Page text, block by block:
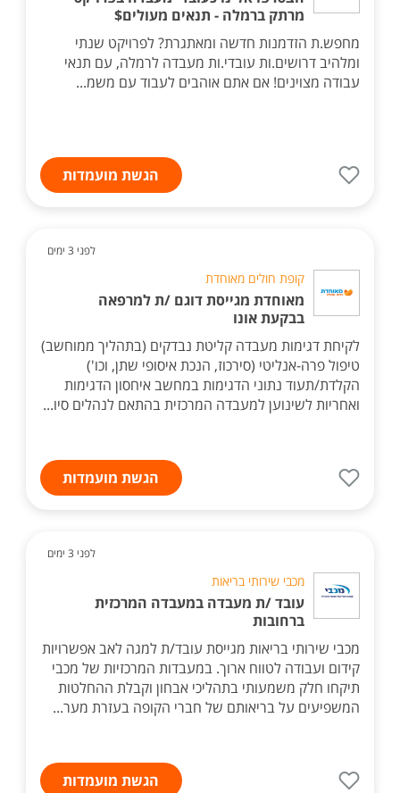
מרתק ברמלה - תנאים מעולים$
מחפש.ת הזדמנות חדשה ומאתגרת? לפרויקט שנתי
ומלהיב דרושים.ות עובדי.ות מעבדה לרמלה, עם תנאי
עבודה מצוינים! אם אתם אוהבים לעבוד עם משמ...
הגשת מועמדות
לפני 3 ימים
קופת חולים מאוחדת
מאוחדת מגייסת דוגם /ת למרפאה
בבקעת אונו
לקיחת דגימות מעבדה קליטת נבדקים (בתהליך ממוחשב)
טיפול פרה-אנליטי (סירכוז, הנכת איסופי שתן, וכו')
הקלדת/תעוד נתוני הדגימות במחשב איחסון הדגימות
ואחריות לשינוען למעבדה המרכזית בהתאם לנהלים סיו...
הגשת מועמדות
לפני 3 ימים
מכבי שירותי בריאות
עובד /ת מעבדה במעבדה המרכזית
ברחובות
מכבי שירותי בריאות מגייסת עובד/ת למגה לאב אפשרויות
קידום ועבודה לטווח ארוך. במעבדות המרכזיות של מכבי
תיקחו חלק משמעותי בתהליכי אבחון וקבלת ההחלטות
המשפיעים על בריאותם של חברי הקופה בעזרת מער...
הגשת מועמדות